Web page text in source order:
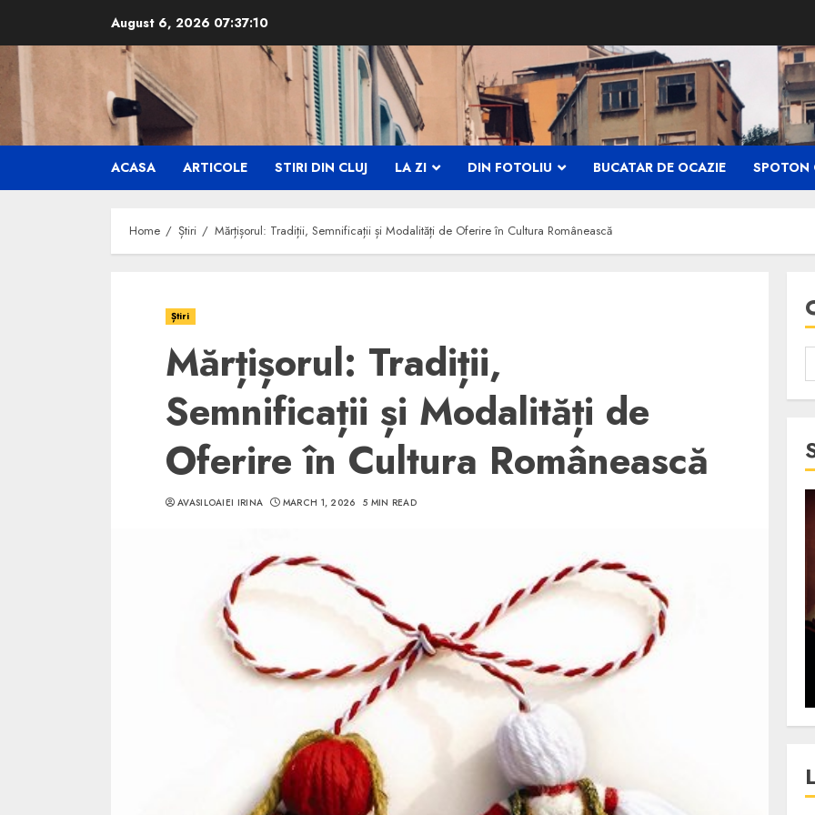
content
August 6, 2026 07:37:12
ACASA ARTICOLE STIRI DIN CLUJ LA ZI DIN FOTOLIU BUCATAR DE OCAZIE SPOTON
Home Știri Mărțișorul: Tradiții, Semnificații și Modalități de Oferire în Cultura Românească
Știri
Mărțișorul: Tradiții,
Semnificații și Modalități de
Oferire în Cultura Românească
AVASILOAIEI IRINA MARCH 1, 2026 5 MIN READ
5 min read
SpotOn Cluj
Ce poti vizita in jurul
Clujului cand te afli intr-un
weekend prelungit in
“Orasul Comoara”?
ALEXANDRU S. MAY 31, 2023
Festivalurile Clujului. De
ce atrage Clujul tinerii si
pe cei mai in varsta an de
an?
ALEXANDRU S.